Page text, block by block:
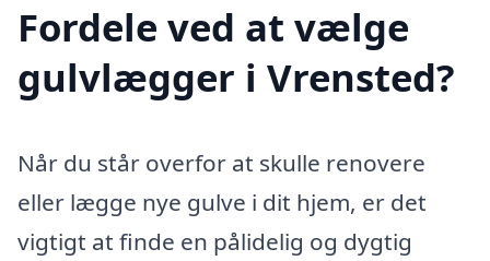
Fordele ved at vælge
gulvlægger i Vrensted?
Når du står overfor at skulle renovere
eller lægge nye gulve i dit hjem, er det
vigtigt at finde en pålidelig og dygtig